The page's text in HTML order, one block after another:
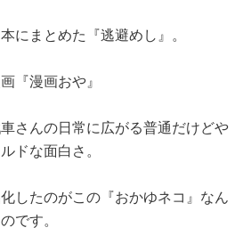
にまとめた『逃避めし』。
『漫画おや』
さんの日常に広がる普通だけどや
ドな面白さ。
したのがこの『おかゆネコ』なん
です。